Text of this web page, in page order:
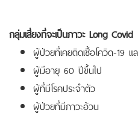
กลุ่มเสี่ยงที่จะเป็นภาวะ Long Covid
ผู้ป่วยที่เคยติดเชื้อโควิด-19 แ
ผู้มีอายุ 60 ปีขึ้นไป
ผู้ที่มีโรคประจำตัว
ผู้ป่วยที่มีภาวะอ้วน